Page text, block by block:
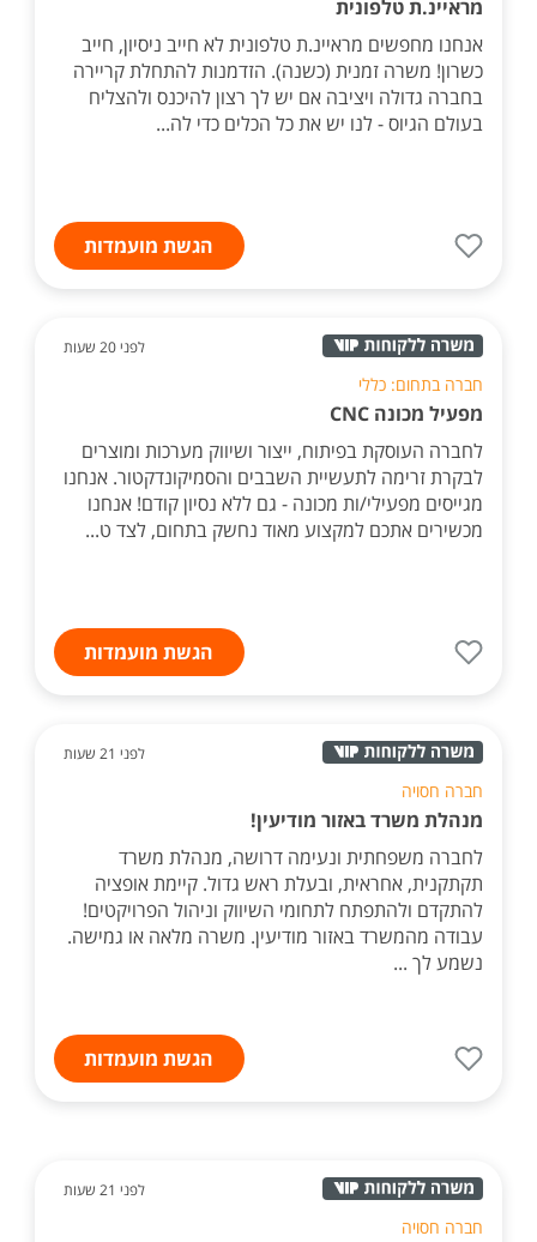
מראיינ.ת טלפונית
אנחנו מחפשים מראיינ.ת טלפונית לא חייב ניסיון, חייב
כשרון! משרה זמנית (כשנה). הזדמנות להתחלת קריירה
בחברה גדולה ויציבה אם יש לך רצון להיכנס ולהצליח
בעולם הגיוס - לנו יש את כל הכלים כדי לה...
הגשת מועמדות
לפני 20 שעות
חברה בתחום: כללי
מפעיל מכונה CNC
לחברה העוסקת בפיתוח, ייצור ושיווק מערכות ומוצרים
לבקרת זרימה לתעשיית השבבים והסמיקונדקטור. אנחנו
מגייסים מפעילי/ות מכונה - גם ללא נסיון קודם! אנחנו
מכשירים אתכם למקצוע מאוד נחשק בתחום, לצד ט...
הגשת מועמדות
לפני 21 שעות
חברה חסויה
מנהלת משרד באזור מודיעין!
לחברה משפחתית ונעימה דרושה, מנהלת משרד
תקתקנית, אחראית, ובעלת ראש גדול. קיימת אופציה
להתקדם ולהתפתח לתחומי השיווק וניהול הפרויקטים!
עבודה מהמשרד באזור מודיעין. משרה מלאה או גמישה.
נשמע לך ...
הגשת מועמדות
לפני 21 שעות
חברה חסויה